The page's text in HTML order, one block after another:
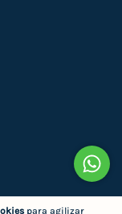
para agilizar